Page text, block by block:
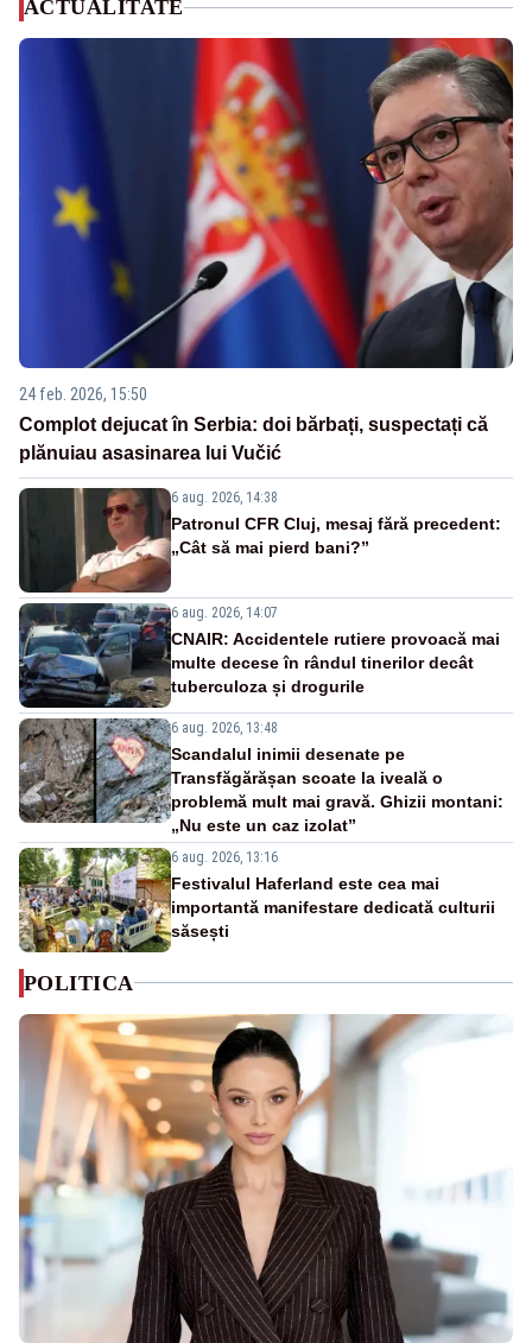
ACTUALITATE
24 feb. 2026, 15:50
Complot dejucat în Serbia: doi bărbați, suspectați că
plănuiau asasinarea lui Vučić
6 aug. 2026, 14:38
Patronul CFR Cluj, mesaj fără precedent:
„Cât să mai pierd bani?”
6 aug. 2026, 14:07
CNAIR: Accidentele rutiere provoacă mai
multe decese în rândul tinerilor decât
tuberculoza și drogurile
6 aug. 2026, 13:48
Scandalul inimii desenate pe
Transfăgărășan scoate la iveală o
problemă mult mai gravă. Ghizii montani:
„Nu este un caz izolat”
6 aug. 2026, 13:16
Festivalul Haferland este cea mai
importantă manifestare dedicată culturii
săsești
POLITICA